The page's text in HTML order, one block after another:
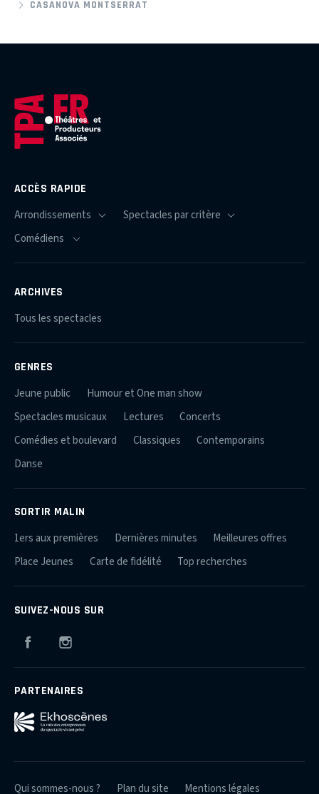
CASANOVA MONTSERRAT
ACCÈS RAPIDE
ARCHIVES
Tous les spectacles
GENRES
Jeune public
Humour et One man show
Spectacles musicaux
Lectures
Concerts
Comédies et boulevard
Classiques
Contemporains
Danse
SORTIR MALIN
1ers aux premières Dernières minutes
Meilleures offres
Place Jeunes
Carte de fidélité Top recherches
SUIVEZ-NOUS SUR
Facebook
PARTENAIRES
Qui sommes-nous ? Plan du site Mentions légales